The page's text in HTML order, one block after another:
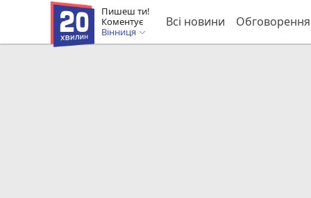
Пишеш ти!
Коментує
Вінниця
Всі новини Обговорення